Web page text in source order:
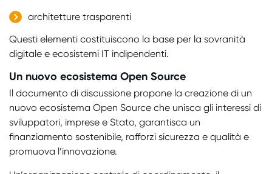
architetture trasparenti
Questi elementi costituiscono la base per la sovranità
digitale e ecosistemi IT indipendenti.
Un nuovo ecosistema Open Source
Il documento di discussione propone la creazione di un
nuovo ecosistema Open Source che unisca gli interessi di
sviluppatori, imprese e Stato, garantisca un
finanziamento sostenibile, rafforzi sicurezza e qualità e
promuova l’innovazione.